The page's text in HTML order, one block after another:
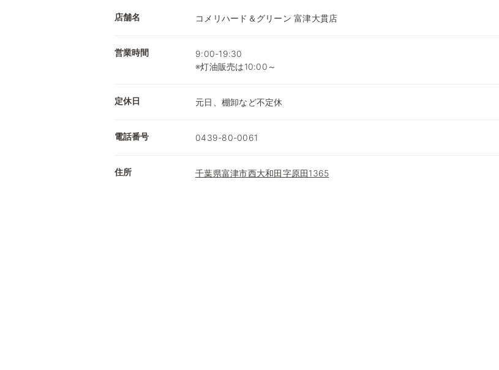
店舗名 コメリハード＆グリーン 富津大貫店
営業時間
9:00-19:30
※灯油販売は10:00～
定休日 元日、棚卸など不定休
電話番号 0439-80-0061
住所 千葉県富津市西大和田字原田1365